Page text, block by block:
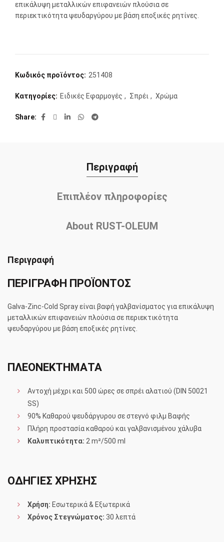
επικάλυψη μεταλλικών επιφανειών πλούσια σε
περιεκτικότητα ψευδαργύρου με βάση εποξικές ρητίνες.
Κωδικός προϊόντος: 251408
Κατηγορίες: Ειδικές Εφαρμογές , Σπρέι , Χρώμα
Share
Περιγραφή
Επιπλέον πληροφορίες
About RUST-OLEUM
Περιγραφή
ΠΕΡΙΓΡΑΦΗ ΠΡΟΪΟΝΤΟΣ
Galva-Zinc-Cold Spray είναι βαφή γαλβανίσματος για επικάλυψη
μεταλλικών επιφανειών πλούσια σε περιεκτικότητα
ψευδαργύρου με βάση εποξικές ρητίνες.
ΠΛΕΟΝΕΚΤΗΜΑΤΑ
Αντοχή μέχρι και 500 ώρες σε σπρέι αλατιού (DIN 50021
SS)
90% Καθαρού ψευδάργυρου σε στεγνό φιλμ Βαφής
Πλήρη προστασία καθαρού και γαλβανισμένου χάλυβα
Καλυπτικότητα: 2 m²/500 ml
ΟΔΗΓΙΕΣ ΧΡΗΣΗΣ
Χρήση: Εσωτερικά & Εξωτερικά
Χρόνος Στεγνώματος: 30 λεπτά